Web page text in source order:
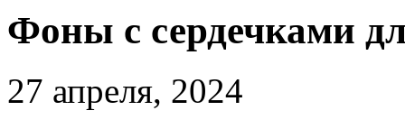
Фоны с сердечками
27 апреля, 2024